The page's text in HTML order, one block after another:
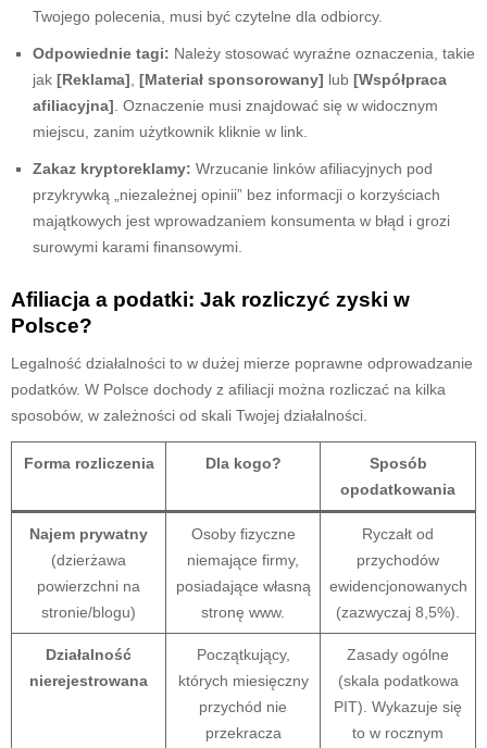
Twojego polecenia, musi być czytelne dla odbiorcy.
Odpowiednie tagi: Należy stosować wyraźne oznaczenia, takie
jak [Reklama] [Materiał sponsorowany] lub [Współpraca
afiliacyjna] . Oznaczenie musi znajdować się w widocznym
miejscu, zanim użytkownik kliknie w link.
Zakaz kryptoreklamy: Wrzucanie linków afiliacyjnych pod
przykrywką „niezależnej opinii” bez informacji o korzyściach
majątkowych jest wprowadzaniem konsumenta w błąd i grozi
surowymi karami finansowymi.
Afiliacja a podatki: Jak rozliczyć zyski w
Polsce?
Legalność działalności to w dużej mierze poprawne odprowadzanie
podatków. W Polsce dochody z afiliacji można rozliczać na kilka
sposobów, w zależności od skali Twojej działalności.
Forma rozliczenia Dla kogo?
Sposób
opodatkowania
Najem prywatny
(dzierżawa
powierzchni na
stronie/blogu)
Osoby fizyczne
niemające firmy,
posiadające własną
stronę www.
Ryczałt od
przychodów
ewidencjonowanych
(zazwyczaj 8,5%).
Działalność
nierejestrowana
Początkujący,
których miesięczny
przychód nie
przekracza
Zasady ogólne
(skala podatkowa
PIT). Wykazuje się
to w rocznym